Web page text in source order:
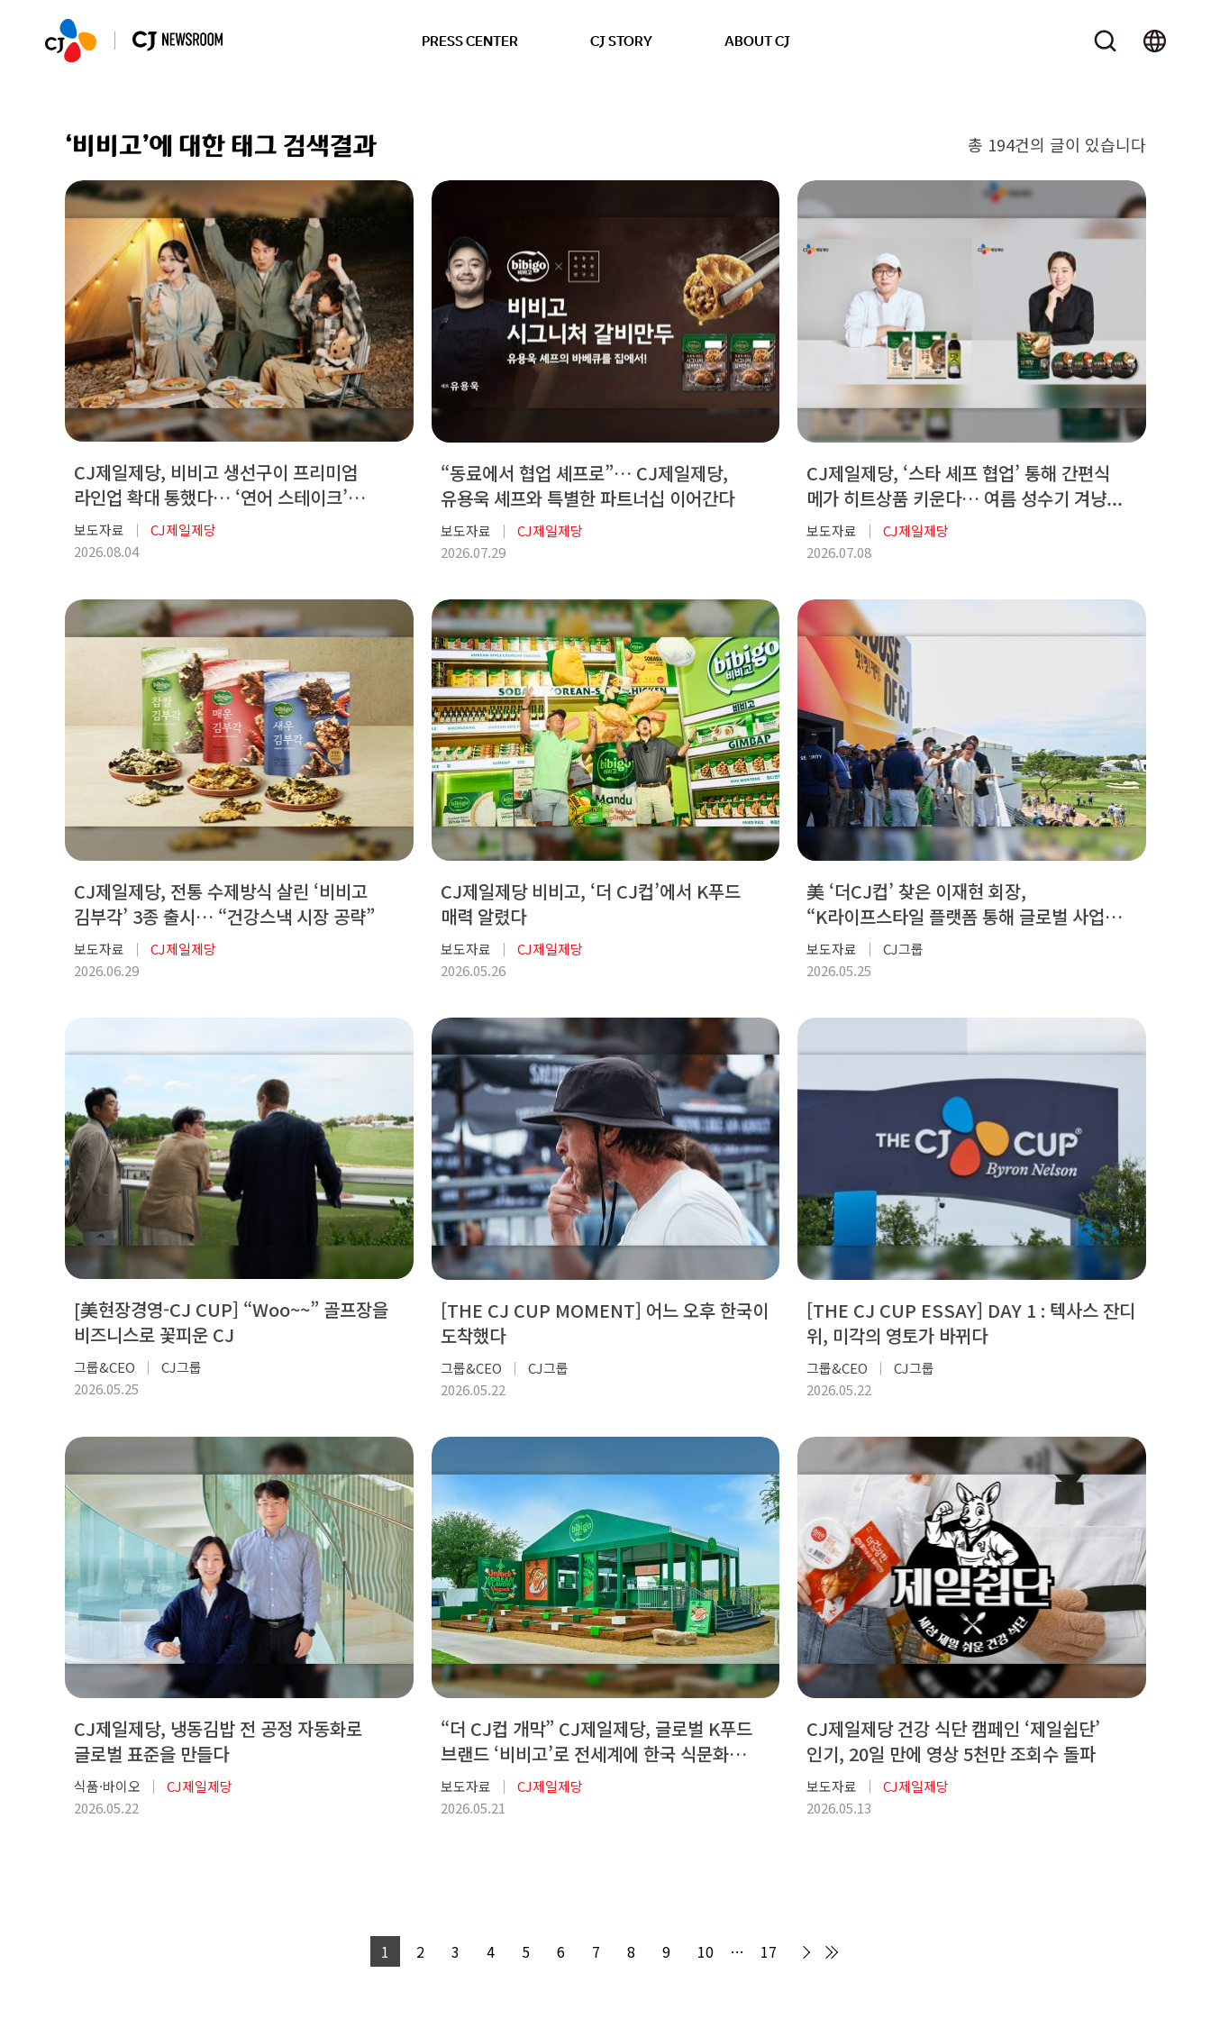
PRESS CENTER CJ STORY ABOUT CJ
‘비비고’에 대한 태그 검색결과 총 194건의 글이 있습니다
CJ제일제당, 비비고 생선구이 프리미엄
라인업 확대 통했다… ‘연어 스테이크’
10초당 1개 팔리며 판매량...
보도자료
CJ제일제당
2026.08.04
“동료에서 협업 셰프로”… CJ제일제당,
유용욱 셰프와 특별한 파트너십 이어간다
보도자료
CJ제일제당
2026.07.29
CJ제일제당, ‘스타 셰프 협업’ 통해 간편식
메가 히트상품 키운다… 여름 성수기 겨냥...
보도자료
CJ제일제당
2026.07.08
CJ제일제당, 전통 수제방식 살린 ‘비비고
김부각’ 3종 출시… “건강스낵 시장 공략”
보도자료
CJ제일제당
2026.06.29
CJ제일제당 비비고, ‘더 CJ컵’에서 K푸드
매력 알렸다
보도자료
CJ제일제당
2026.05.26
美 ‘더CJ컵’ 찾은 이재현 회장,
“K라이프스타일 플랫폼 통해 글로벌 사업
확대 가속”
보도자료
CJ그룹
2026.05.25
[美현장경영-CJ CUP] “Woo~~” 골프장을
비즈니스로 꽃피운 CJ
그룹&CEO
CJ그룹
2026.05.25
[THE CJ CUP MOMENT] 어느 오후 한국이
도착했다
그룹&CEO
CJ그룹
2026.05.22
[THE CJ CUP ESSAY] DAY 1 : 텍사스 잔디
위, 미각의 영토가 바뀌다
그룹&CEO
CJ그룹
2026.05.22
CJ제일제당, 냉동김밥 전 공정 자동화로
글로벌 표준을 만들다
식품·바이오
CJ제일제당
2026.05.22
“더 CJ컵 개막” CJ제일제당, 글로벌 K푸드
브랜드 ‘비비고’로 전세계에 한국 식문화
알린다
보도자료
CJ제일제당
2026.05.21
CJ제일제당 건강 식단 캠페인 ‘제일쉽단’
인기, 20일 만에 영상 5천만 조회수 돌파
보도자료
CJ제일제당
2026.05.13
1 2 3 4 5 6 7 8 9 10 … 17